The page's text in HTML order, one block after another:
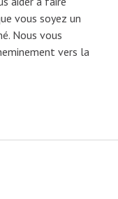
vous soyez un
Nous vous
vers la